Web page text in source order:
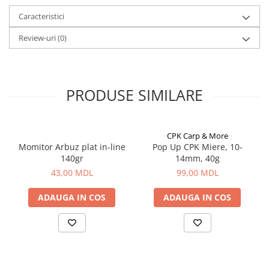
Aragazuri, incalzitoare
Corturi, Pavilioane
Frigidere
Umbrele
Imbracaminte, incaltaminte
Imbracaminte
Incaltaminte
Pescuit la Fitofag
Caracteristici
Review-uri(0)
PRODUSE SIMILARE
Momitor Arbuz plat in-line
140gr
43,00 MDL
ADAUGA IN COS
CPK Carp & More
Pop Up CPK Miere, 10-
14mm, 40g
99,00 MDL
ADAUGA IN COS